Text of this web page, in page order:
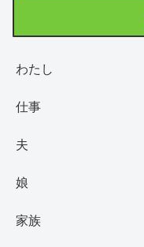
わたし
仕事
夫
娘
家族